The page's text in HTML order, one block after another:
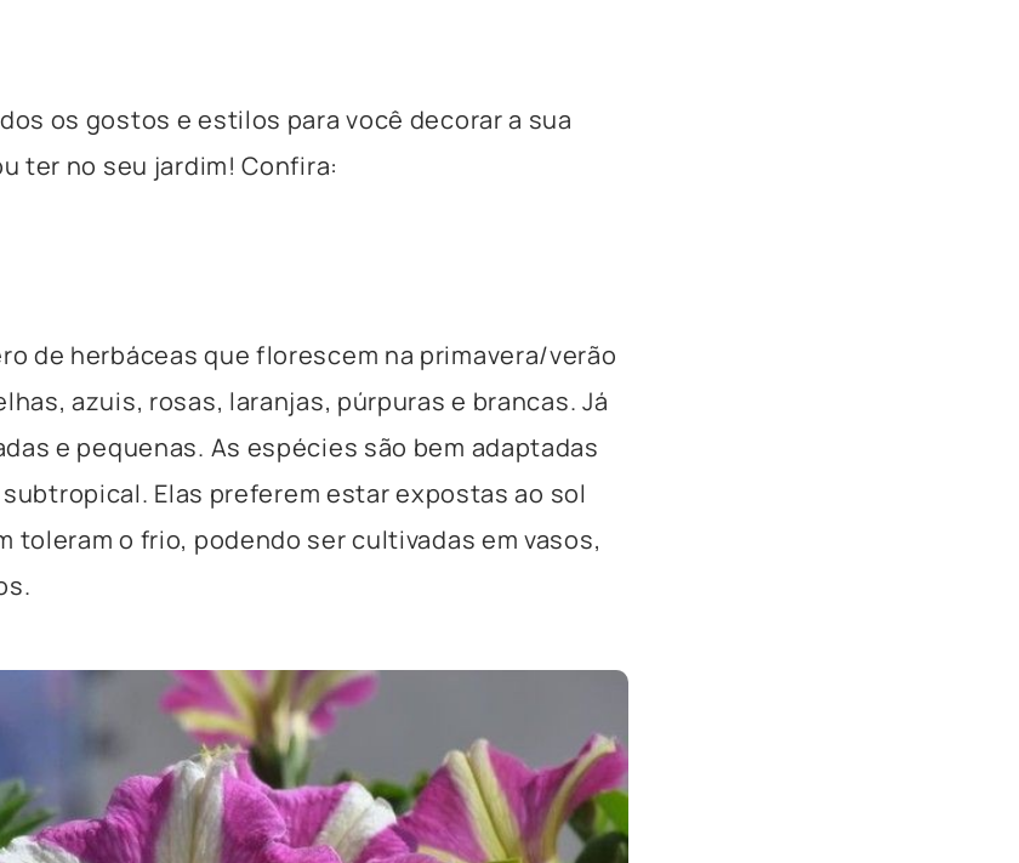
os gostos e estilos para você decorar a sua
ter no seu jardim! Confira:
de herbáceas que florescem na primavera/verão
azuis, rosas, laranjas, púrpuras e brancas. Já
e pequenas. As espécies são bem adaptadas
Elas preferem estar expostas ao sol
toleram o frio, podendo ser cultivadas emvasos,
.